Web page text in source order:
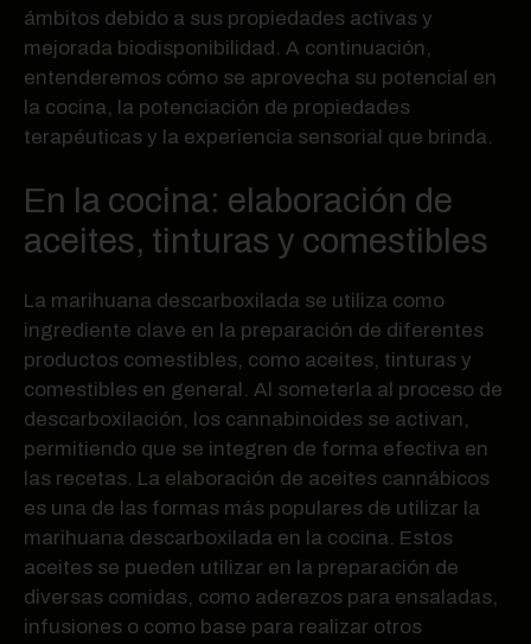
ámbitos debido a sus propiedades activas y
mejorada biodisponibilidad. A continuación,
entenderemos cómo se aprovecha su potencial en
la cocina, la potenciación de propiedades
terapéuticas y la experiencia sensorial que brinda.
En la cocina: elaboración de
aceites, tinturas y comestibles
La marihuana descarboxilada se utiliza como
ingrediente clave en la preparación de diferentes
productos comestibles, como aceites, tinturas y
comestibles en general. Al someterla al proceso de
descarboxilación, los cannabinoides se activan,
permitiendo que se integren de forma efectiva en
las recetas. La elaboración de aceites cannábicos
es una de las formas más populares de utilizar la
marihuana descarboxilada en la cocina. Estos
aceites se pueden utilizar en la preparación de
diversas comidas, como aderezos para ensaladas,
infusiones o como base para realizar otros